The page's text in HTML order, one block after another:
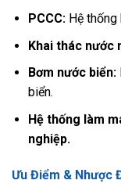
PCCC:Hệ thống
Khai thác nước
Bơm nước biển:
biển.
Hệ thống làm
nghiệp.
Ưu Điểm & Nhược